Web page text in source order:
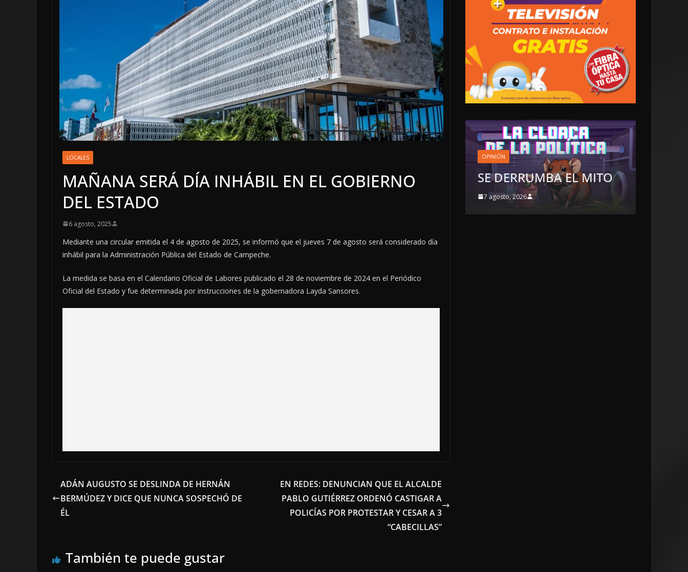
LOCALES
MAÑANA SERÁ DÍA INHÁBIL EN EL GOBIERNO
DEL ESTADO
6 agosto, 2025
Mediante una circular emitida el 4 de agosto de 2025, se informó que el jueves 7 de agosto será considerado día
inhábil para la Administración Pública del Estado de Campeche.
La medida se basa en el Calendario Oficial de Labores publicado el 28 de noviembre de 2024 en el Periódico
Oficial del Estado y fue determinada por instrucciones de la gobernadora Layda Sansores.
ADÁN AUGUSTO SE DESLINDA DE HERNÁN
BERMÚDEZ Y DICE QUE NUNCA SOSPECHÓ DE
ÉL
EN REDES: DENUNCIAN QUE EL ALCALDE
PABLO GUTIÉRREZ ORDENÓ CASTIGAR A
POLICÍAS POR PROTESTAR Y CESAR A 3
“CABECILLAS”
También te puede gustar
OPINIÓN
sospechoso
SE DERRUMBA EL MITO
LOCALES OPINIÓN
TOP TEN DEL REPUDIO
7 agosto, 2026